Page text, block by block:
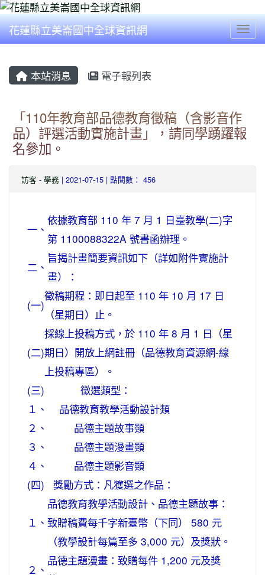
花蓮縣立美崙國中全球資訊網
本站消息 電子報列表
「110年教育部品德教育徵稿（含影音作
品）評選活動實施計畫」，請同學踴躍報
名參加。
訪客 - 學務 | 2021-07-15 | 點閱數： 456
一、
依據教育部 110 年 7 月 1 日臺教學(二)字
第 1100088322A 號書函辦理。
二、
旨揭計畫簡要資訊如下（詳如附件實施計
畫）：
(一)
徵稿期程：即日起至 110 年 10 月 17 日
（星期日）止。
(二)
採線上投稿方式，於 110 年 8 月 1 日（星
期日）開放上網註冊（品德教育資源網-線
上投稿專區）。
(三)
徵選類型：
１、
品德教育教學活動設計類
２、
品德主題故事類
３、
品德主題漫畫類
４、
品德主題影音類
(四)
獎勵方式：凡獲選之作品：
１、
品德教育教學活動設計、品德主題故事：
致贈稿費每千字新臺幣（下同） 580 元
（教學設計每篇至多 3,000 元）及獎狀。
２、
品德主題漫畫：致贈每件 1,200 元及獎